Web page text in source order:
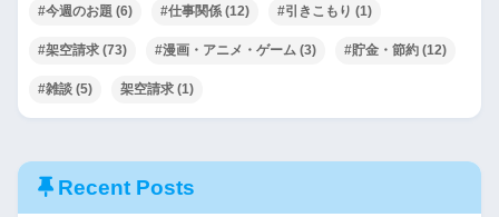
#今週のお題 (6) #仕事関係 (12) #引きこもり (1)
#架空請求 (73) #漫画・アニメ・ゲーム (3) #貯金・節約 (12)
#雑談 (5) 架空請求 (1)
Recent Posts